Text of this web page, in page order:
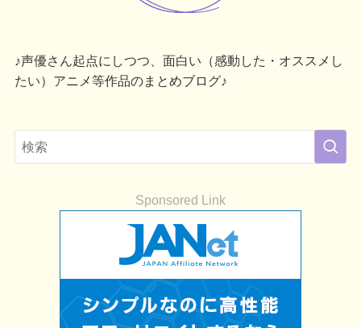
♪声優さん起点にしつつ、面白い（感動した・オススメし
たい）アニメ等作品のまとめブログ♪
Sponsored Link